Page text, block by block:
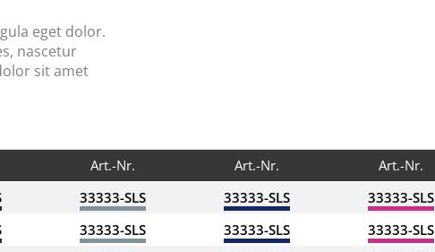
eget dolor.
nascetur
sit amet
Art.-Nr. Art.-Nr. Art.-Nr.
33333-SLS 33333-SLS 33333-SLS
33333-SLS 33333-SLS 33333-SLS